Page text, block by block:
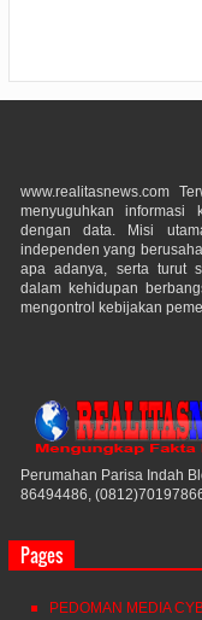
www.realitasnews.com
menyuguhkan informasi
dengan data. Misi
independen yang
apa adanya, serta turut
dalam kehidupan
mengontrol kebijakan
Perumahan Parisa Indah
86494486,
Pages
PEDOMAN MEDIA